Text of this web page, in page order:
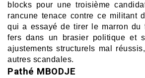
blocks pour une troisième
rancune tenace contre ce militant
qui a essayé de tirer le marron du
fers dans un brasier politique et
ajustements structurels mal
autres scandales.
Pathé MBODJE